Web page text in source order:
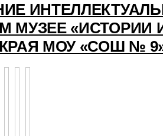
МУЗЕЕ «ИСТОРИИ
МОУ «СОШ №